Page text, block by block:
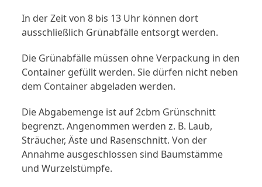
In der Zeit von 8 bis 13 Uhr können dort
ausschließlich Grünabfälle entsorgt werden.
Die Grünabfälle müssen ohne Verpackung in den
Container gefüllt werden. Sie dürfen nicht neben
dem Container abgeladen werden.
Die Abgabemenge ist auf 2cbm Grünschnitt
begrenzt. Angenommen werden z. B. Laub,
Sträucher, Äste und Rasenschnitt. Von der
Annahme ausgeschlossen sind Baumstämme
und Wurzelstümpfe.